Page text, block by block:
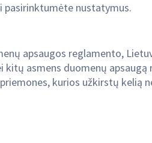
pasirinktumėte nustatymus.
apsaugos reglamento,
asmens duomenų
kurios užkirstų kelią